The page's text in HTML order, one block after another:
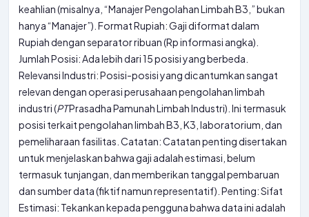
keahlian (misalnya, “Manajer Pengolahan Limbah B3,” bukan
hanya “Manajer”). Format Rupiah: Gaji diformat dalam
Rupiah dengan separator ribuan (Rp informasi angka).
Jumlah Posisi: Ada lebih dari 15 posisi yang berbeda.
Relevansi Industri: Posisi-posisi yang dicantumkan sangat
relevan dengan operasi perusahaan pengolahan limbah
industri (PTPrasadha Pamunah Limbah Industri). Ini termasuk
posisi terkait pengolahan limbah B3, K3, laboratorium, dan
pemeliharaan fasilitas. Catatan: Catatan penting disertakan
untuk menjelaskan bahwa gaji adalah estimasi, belum
termasuk tunjangan, dan memberikan tanggal pembaruan
dan sumber data (fiktif namun representatif). Penting: Sifat
Estimasi: Tekankan kepada pengguna bahwa data ini adalah